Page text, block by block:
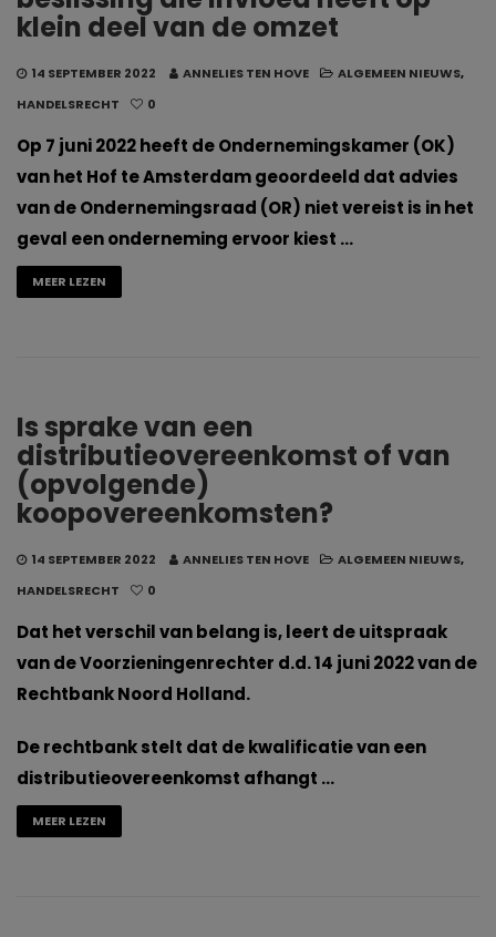
klein deel van de omzet
14 SEPTEMBER 2022 ANNELIES TEN HOVE ALGEMEEN NIEUWS,
HANDELSRECHT
0
Op 7 juni 2022 heeft de Ondernemingskamer (OK)
van het Hof te Amsterdam geoordeeld dat advies
van de Ondernemingsraad (OR) niet vereist is in het
geval een onderneming ervoor kiest …
MEER LEZEN
Is sprake van een
distributieovereenkomst of van
(opvolgende)
koopovereenkomsten?
14 SEPTEMBER 2022 ANNELIES TEN HOVE ALGEMEEN NIEUWS,
HANDELSRECHT
0
Dat het verschil van belang is, leert de uitspraak
van de Voorzieningenrechter d.d. 14 juni 2022 van de
Rechtbank Noord Holland.
De rechtbank stelt dat de kwalificatie van een
distributieovereenkomst afhangt …
MEER LEZEN